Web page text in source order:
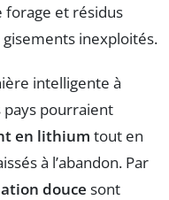
forage et résidus
inexploités.
intelligente à
pays pourraient
en lithium tout en
à l’abandon. Par
douce sont